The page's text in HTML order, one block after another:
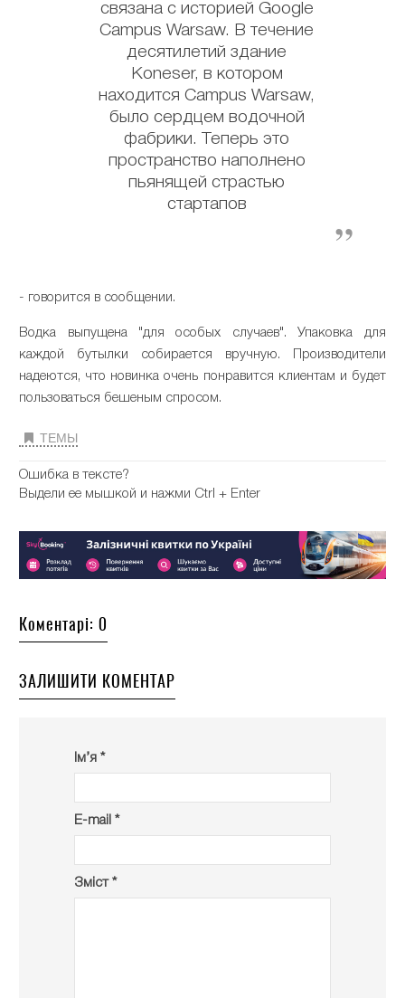
связана с историей Google
Campus Warsaw. В течение
десятилетий здание
Koneser, в котором
находится Campus Warsaw,
было сердцем водочной
фабрики. Теперь это
пространство наполнено
пьянящей страстью
стартапов
- говорится в сообщении.
Водка выпущена "для особых случаев". Упаковка для
каждой бутылки собирается вручную. Производители
надеются, что новинка очень понравится клиентам и будет
пользоваться бешеным спросом.
ТЕМЫ
Ошибка в тексте?
Выдели ее мышкой и нажми Ctrl + Enter
Коментарі: 0
ЗАЛИШИТИ КОМЕНТАР
Ім’я *
E-mail *
Зміст *